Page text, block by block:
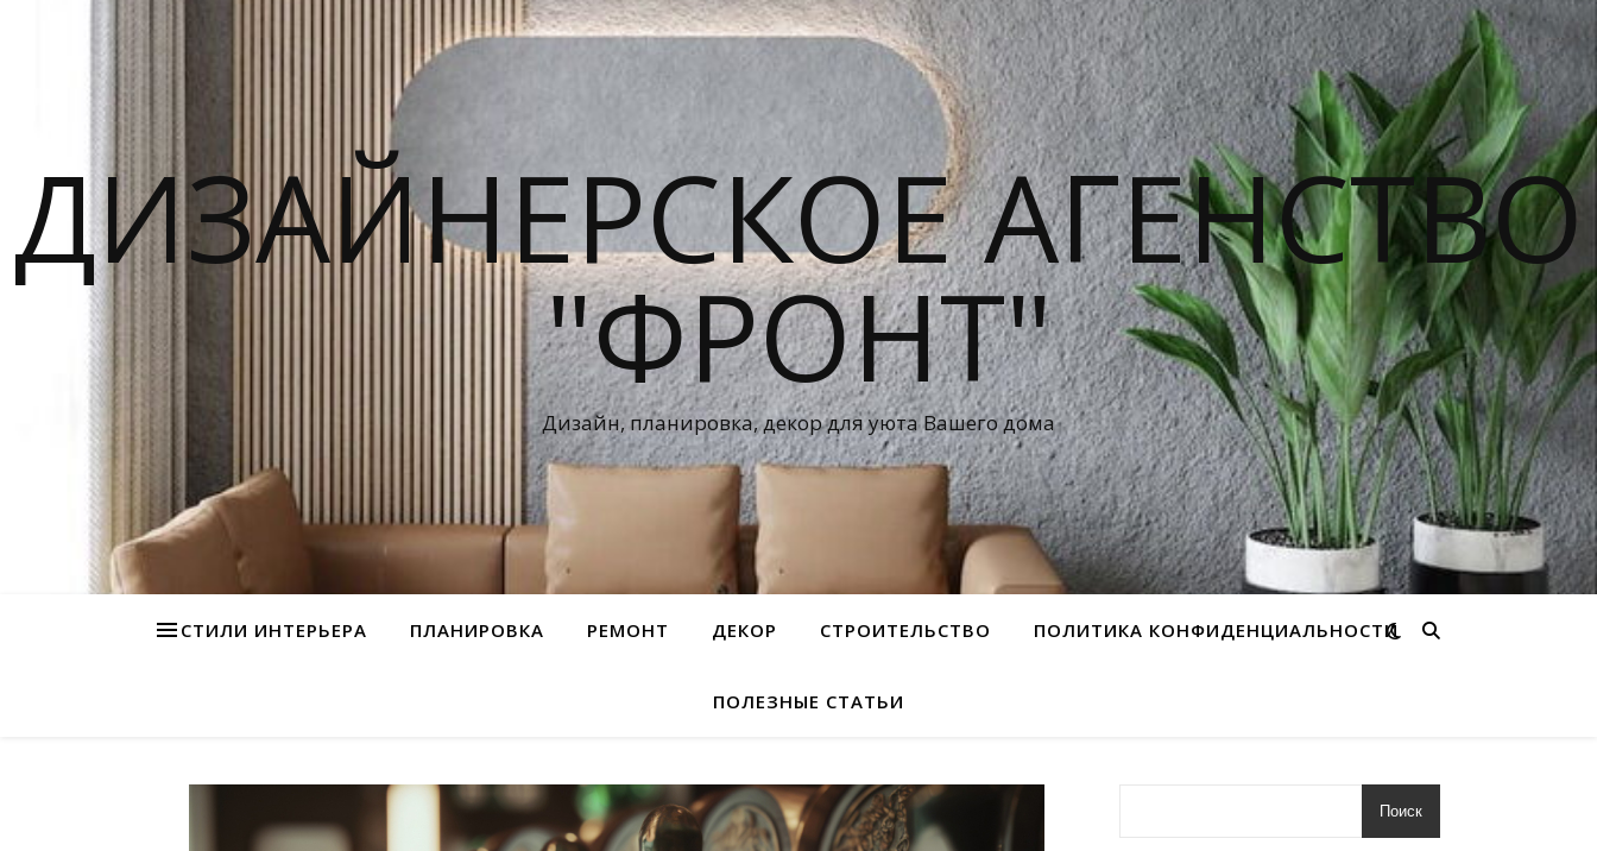
ДИЗАЙНЕРСКОЕ АГЕНСТВО
"ФРОНТ"
Дизайн, планировка, декор для уюта Вашего дома
СТИЛИ ИНТЕРЬЕРА ПЛАНИРОВКА РЕМОНТ ДЕКОР СТРОИТЕЛЬСТВО ПОЛИТИКА КОНФИДЕНЦИАЛЬНОСТИ
ПОЛЕЗНЫЕ СТАТЬИ
Поиск